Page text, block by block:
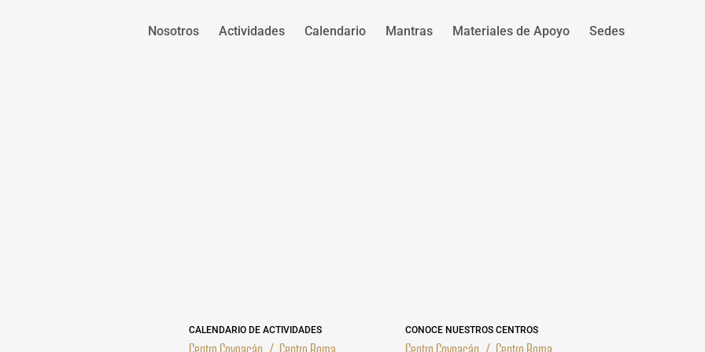
Nosotros Actividades Calendario Mantras Materiales de Apoyo Sedes
CALENDARIO DE ACTIVIDADES CONOCE NUESTROS CENTROS